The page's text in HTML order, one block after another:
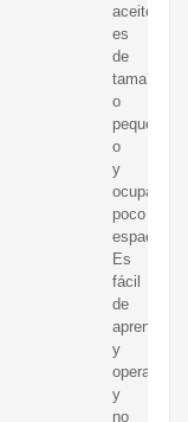
aceite
es
de
tama?
o
peque?
o
y
ocupa
poco
espacio.
Es
fácil
de
aprender
y
operar
y
no